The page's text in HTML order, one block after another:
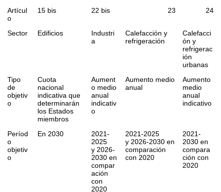
Artícul
o
15 bis 22 bis 23 24
Sector Edificios
Industri
a
Calefacción y
refrigeración
Calefacci
ón y
refrigerac
ión
urbanas
Tipo
de
objetiv
o
Cuota
nacional
indicativa que
determinarán
los Estados
miembros
Aument
o medio
anual
indicativ
o
Aumento medio
anual
Aumento
medio
anual
indicativo
Períod
o
objetiv
o
En 2030
2021-
2025
y 2026-
2030 en
compar
ación
con
2020
2021-2025
y 2026-2030 en
comparación
con 2020
2021-
2030 en
compara
ción con
2020